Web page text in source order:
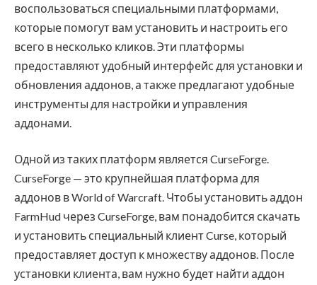
воспользоваться специальными платформами,
которые помогут вам установить и настроить его
всего в несколько кликов. Эти платформы
предоставляют удобный интерфейс для установки и
обновления аддонов, а также предлагают удобные
инструменты для настройки и управления
аддонами.
Одной из таких платформ является CurseForge.
CurseForge — это крупнейшая платформа для
аддонов в World of Warcraft. Чтобы установить аддон
FarmHud через CurseForge, вам понадобится скачать
и установить специальный клиент Curse, который
предоставляет доступ к множеству аддонов. После
установки клиента, вам нужно будет найти аддон